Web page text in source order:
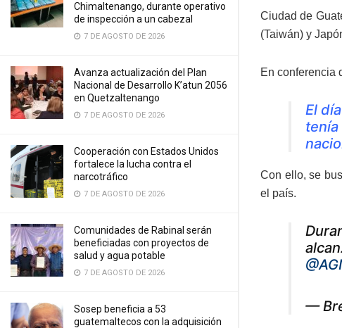
Chimaltenango, durante operativo
de inspección a un cabezal
7 DE AGOSTO DE 2026
Avanza actualización del Plan
Nacional de Desarrollo K’atun 2056
en Quetzaltenango
7 DE AGOSTO DE 2026
Cooperación con Estados Unidos
fortalece la lucha contra el
narcotráfico
7 DE AGOSTO DE 2026
Comunidades de Rabinal serán
beneficiadas con proyectos de
salud y agua potable
7 DE AGOSTO DE 2026
Sosep beneficia a 53
guatemaltecos con la adquisición
Ciudad de
(Taiwán) y
En conferencia
El
Con ello, se
el país.
—